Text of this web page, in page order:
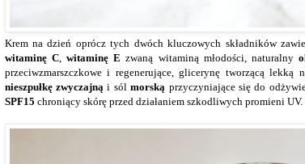
Krem na dzień oprócz tych dwóch kluczowych składników
witaminę C, witaminę E zwaną witaminą młodości, naturalny
przeciwzmarszczkowe i regenerujące, glicerynę tworzącą lekką
nieszpułkę zwyczajnąi sólmorską przyczyniające się do
SPF15 chroniący skórę przed działaniem szkodliwych promieni UV.